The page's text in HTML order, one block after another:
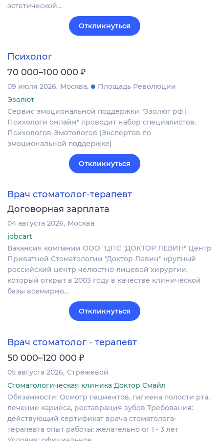
эстетической…
Откликнуться
Психолог
70 000–100 000 ₽
09 июля 2026 Москва
Площадь Революции
Эзолют
Сервис эмоциональной поддержки "Эзолют рф |
Психологи онлайн" проводит набор специалистов.
Психологов-Эмотологов (Экспертов по
эмоциональной поддержке)
Откликнуться
Врач стоматолог-терапевт
Договорная зарплата
04 августа 2026 Москва
jobcart
Вакансия компании ООО "ЦПС "ДОКТОР ЛЕВИН" Центр
Приватной Стоматологии "Доктор Левин"-крупный
российский центр челюстно-лицевой хирургии,
который открыт в 2003 году в качестве клинической
базы всемирно…
Откликнуться
Врач стоматолог - терапевт
50 000–120 000 ₽
05 августа 2026 Стрежевой
Стоматологическая клиника Доктор Смайл
Обязанности: Осмотр пациентов, гигиена полости рта,
лечение кариеса, реставрация зубов Требования:
действующий сертификат врача стоматолога-
терапевта опыт работы: желательно от 1 - 3 лет